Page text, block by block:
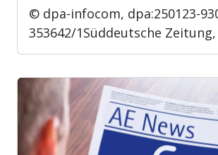
© dpa-infocom, dpa:250123-
353642/1Süddeutsche Zeitung,